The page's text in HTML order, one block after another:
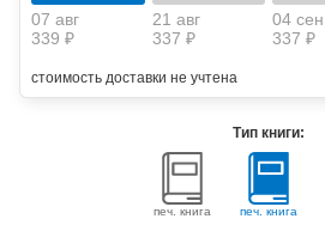
07 авг
339 ₽
21 авг
337 ₽
04 сен
337 ₽
стоимость доставки не учтена
Тип книги:
печ. книга печ. книга